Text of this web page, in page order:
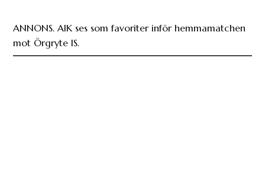
ANNONS. AIK ses som favoriter inför hemmamatchen
mot Örgryte IS.